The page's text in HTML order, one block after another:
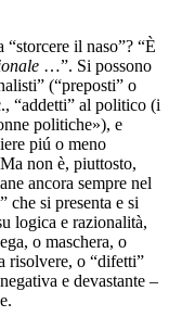
“storcere il naso”? “È
…”. Si possono
(“preposti” o
“addetti” al politico (i
politiche»), e
piú o meno
non è, piuttosto,
ancora sempre nel
che si presenta e si
logica e razionalità,
o maschera, o
risolvere, o “difetti”
e devastante –